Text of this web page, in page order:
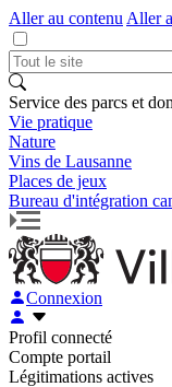
Aller au contenu Aller
Service des parcs et
Vie pratique
Nature
Vins de Lausanne
Places de jeux
Bureau d'intégration
Connexion
Profil connecté
Compte portail
Légitimations actives